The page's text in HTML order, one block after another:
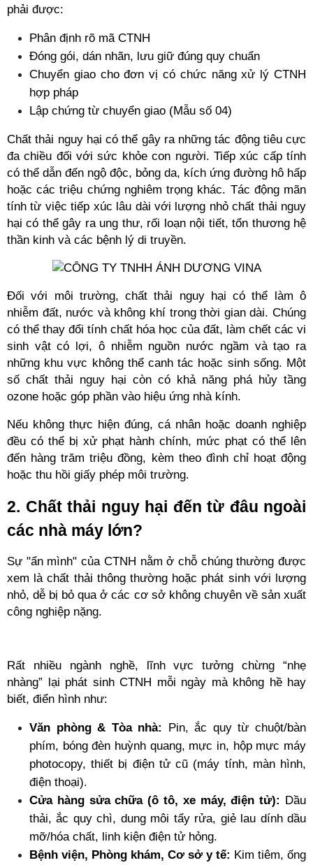
phải được:
Phân định rõ mã CTNH
Đóng gói, dán nhãn, lưu giữ đúng quy chuẩn
Chuyển giao cho đơn vị có chức năng xử lý CTNH
hợp pháp
Lập chứng từ chuyển giao (Mẫu số 04)
Chất thải nguy hại có thể gây ra những tác động tiêu cực
đa chiều đối với sức khỏe con người. Tiếp xúc cấp tính
có thể dẫn đến ngộ độc, bỏng da, kích ứng đường hô hấp
hoặc các triệu chứng nghiêm trọng khác. Tác động mãn
tính từ việc tiếp xúc lâu dài với lượng nhỏ chất thải nguy
hại có thể gây ra ung thư, rối loạn nội tiết, tổn thương hệ
thần kinh và các bệnh lý di truyền.
Đối với môi trường, chất thải nguy hại có thể làm ô
nhiễm đất, nước và không khí trong thời gian dài. Chúng
có thể thay đổi tính chất hóa học của đất, làm chết các vi
sinh vật có lợi, ô nhiễm nguồn nước ngầm và tạo ra
những khu vực không thể canh tác hoặc sinh sống. Một
số chất thải nguy hại còn có khả năng phá hủy tầng
ozone hoặc góp phần vào hiệu ứng nhà kính.
Nếu không thực hiện đúng, cá nhân hoặc doanh nghiệp
đều có thể bị xử phạt hành chính, mức phạt có thể lên
đến hàng trăm triệu đồng, kèm theo đình chỉ hoạt động
hoặc thu hồi giấy phép môi trường.
2. Chất thải nguy hại đến từ đâu ngoài
các nhà máy lớn?
Sự "ẩn mình" của CTNH nằm ở chỗ chúng thường được
xem là chất thải thông thường hoặc phát sinh với lượng
nhỏ, dễ bị bỏ qua ở các cơ sở không chuyên về sản xuất
công nghiệp nặng.
Rất nhiều ngành nghề, lĩnh vực tưởng chừng “nhẹ
nhàng” lại phát sinh CTNH mỗi ngày mà không hề hay
biết, điển hình như:
Văn phòng & Tòa nhà: Pin, ắc quy từ chuột/bàn
phím, bóng đèn huỳnh quang, mực in, hộp mực máy
photocopy, thiết bị điện tử cũ (máy tính, màn hình,
điện thoại).
Cửa hàng sửa chữa (ô tô, xe máy, điện tử): Dầu
thải, ắc quy chì, dung môi tẩy rửa, giẻ lau dính dầu
mỡ/hóa chất, linh kiện điện tử hỏng.
Bệnh viện, Phòng khám, Cơ sở y tế: Kim tiêm, ống